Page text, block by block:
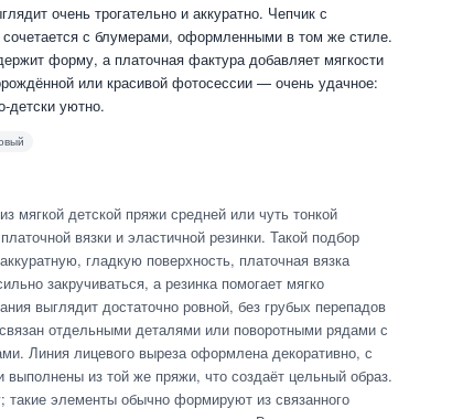
очень трогательно и аккуратно. Чепчик с
с блумерами, оформленными в том же стиле.
форму, а платочная фактура добавляет мягкости
или красивой фотосессии — очень удачное:
детски уютно.
мягкой детской пряжи средней или чуть тонкой
вязки и эластичной резинки. Такой подбор
гладкую поверхность, платочная вязка
закручиваться, а резинка помогает мягко
выглядит достаточно ровной, без грубых перепадов
отдельными деталями или поворотными рядами с
Линия лицевого выреза оформлена декоративно, с
из той же пряжи, что создаёт цельный образ.
элементы обычно формируют из связанного